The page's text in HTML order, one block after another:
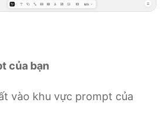
của bạn
vào khu vực prompt của